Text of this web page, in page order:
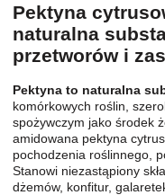
Pektyna
naturalna
przetworów i
Pektyna to naturalna
komórkowych roślin,
spożywczym jako środek
amidowana pektyna
pochodzenia roślinnego,
Stanowi niezastąpiony
dżemów, konfitur,